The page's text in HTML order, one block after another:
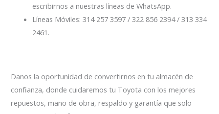
escribirnos a nuestras líneas de WhatsApp.
Líneas Móviles: 314 257 3597 / 322 856 2394 / 313 334
2461.
Danos la oportunidad de convertirnos en tu almacén de
confianza, donde cuidaremos tu Toyota con los mejores
repuestos, mano de obra, respaldo y garantía que solo